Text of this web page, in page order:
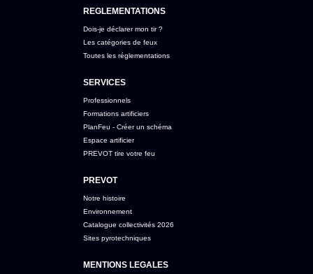
REGLEMENTATIONS
Dois-je déclarer mon tir ?
Les catégories de feux
Toutes les réglementations
SERVICES
Professionnels
Formations artificiers
PlanFeu - Créer un schéma
Espace artificier
PREVOT tire votre feu
PREVOT
Notre histoire
Environnement
Catalogue collectivités 2026
Sites pyrotechniques
MENTIONS LEGALES